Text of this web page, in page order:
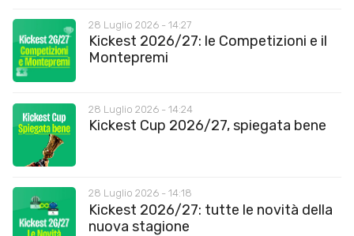
28 Luglio 2026 - 14:27
Kickest 2026/27: le Competizioni e il
Montepremi
28 Luglio 2026 - 14:24
Kickest Cup 2026/27, spiegata bene
28 Luglio 2026 - 14:18
Kickest 2026/27: tutte le novità della
nuova stagione